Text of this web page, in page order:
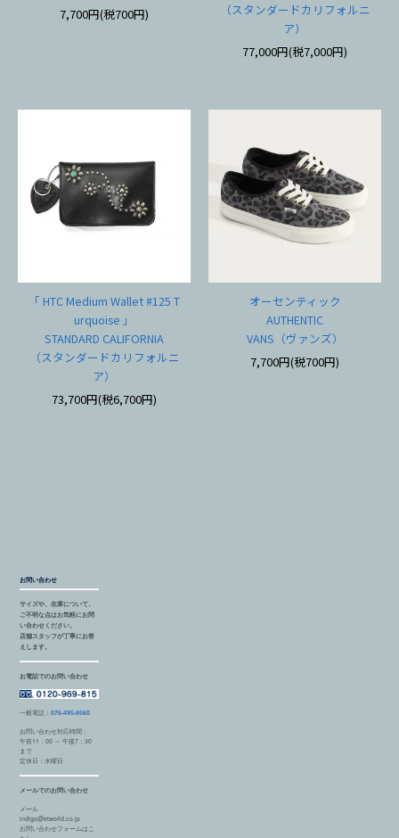
7,700円(税700円)
（スタンダードカリフォルニ
ア）
77,000円(税7,000円)
「 HTC Medium Wallet #125 T
urquoise 」
STANDARD CALIFORNIA
（スタンダードカリフォルニ
ア）
73,700円(税6,700円)
オーセンティック
AUTHENTIC
VANS（ヴァンズ）
7,700円(税700円)
お問い合わせ
サイズや、在庫について、
ご不明な点はお気軽にお問
い合わせください。
店舗スタッフが丁寧にお答
えします。
お電話でのお問い合わせ
一般電話：076-495-8560
お問い合わせ対応時間：
午前11：00 ～ 午後7：30
まで
定休日：水曜日
メールでのお問い合わせ
メール
indigo@etworld.co.jp
お問い合わせフォームはこ